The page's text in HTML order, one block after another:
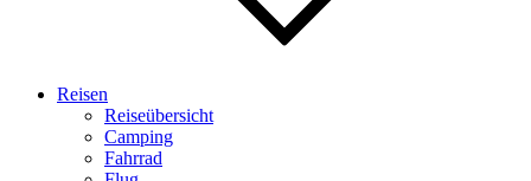
Reisen
Reiseübersicht
Camping
Fahrrad